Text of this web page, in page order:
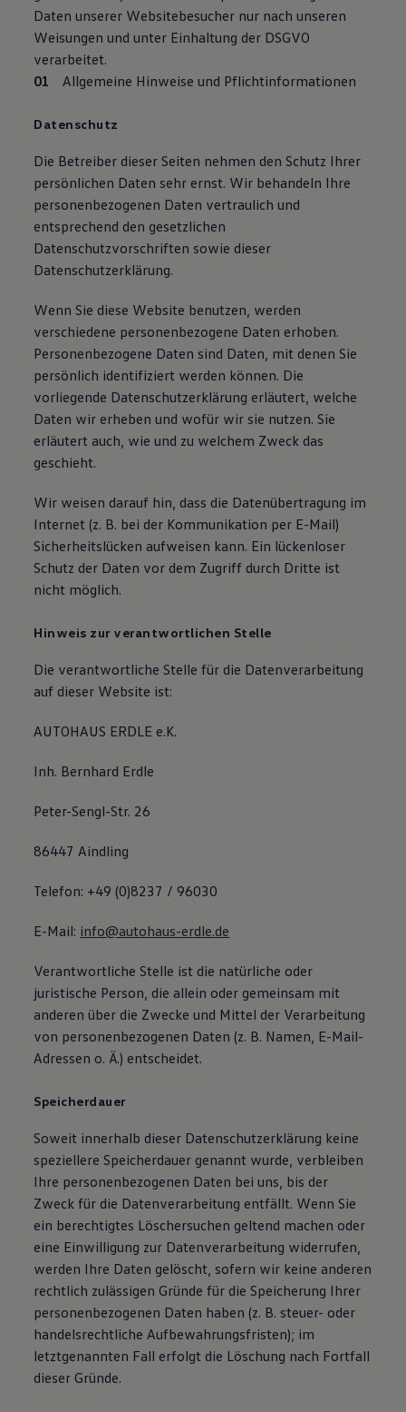
Daten unserer Websitebesucher nur nach unseren
Weisungen und unter Einhaltung der DSGVO
verarbeitet.
Allgemeine Hinweise und Pflicht­informationen
Datenschutz
Die Betreiber dieser Seiten nehmen den Schutz Ihrer
persönlichen Daten sehr ernst. Wir behandeln Ihre
personenbezogenen Daten vertraulich und
entsprechend den gesetzlichen
Datenschutzvorschriften sowie dieser
Datenschutzerklärung.
Wenn Sie diese Website benutzen, werden
verschiedene personenbezogene Daten erhoben.
Personenbezogene Daten sind Daten, mit denen Sie
persönlich identifiziert werden können. Die
vorliegende Datenschutzerklärung erläutert, welche
Daten wir erheben und wofür wir sie nutzen. Sie
erläutert auch, wie und zu welchem Zweck das
geschieht.
Wir weisen darauf hin, dass die Datenübertragung im
Internet (z. B. bei der Kommunikation per E-Mail)
Sicherheitslücken aufweisen kann. Ein lückenloser
Schutz der Daten vor dem Zugriff durch Dritte ist
nicht möglich.
Hinweis zur verantwortlichen Stelle
Die verantwortliche Stelle für die Datenverarbeitung
auf dieser Website ist:
AUTOHAUS ERDLE e.K.
Inh. Bernhard Erdle
Peter-Sengl-Str. 26
86447 Aindling
Telefon: +49 (0)8237 / 96030
E-Mail: info@autohaus-erdle.de
Verantwortliche Stelle ist die natürliche oder
juristische Person, die allein oder gemeinsam mit
anderen über die Zwecke und Mittel der Verarbeitung
von personenbezogenen Daten (z. B. Namen, E-Mail-
Adressen o. Ä.) entscheidet.
Speicherdauer
Soweit innerhalb dieser Datenschutzerklärung keine
speziellere Speicherdauer genannt wurde, verbleiben
Ihre personenbezogenen Daten bei uns, bis der
Zweck für die Datenverarbeitung entfällt. Wenn Sie
ein berechtigtes Löschersuchen geltend machen oder
eine Einwilligung zur Datenverarbeitung widerrufen,
werden Ihre Daten gelöscht, sofern wir keine anderen
rechtlich zulässigen Gründe für die Speicherung Ihrer
personenbezogenen Daten haben (z. B. steuer- oder
handelsrechtliche Aufbewahrungsfristen); im
letztgenannten Fall erfolgt die Löschung nach Fortfall
dieser Gründe.